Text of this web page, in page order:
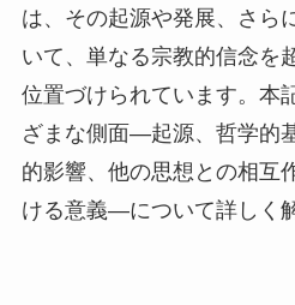
は、その起源や発展、さら
いて、単なる宗教的信念を
位置づけられています。本
ざまな側面—起源、哲学的
的影響、他の思想との相互
ける意義—について詳しく